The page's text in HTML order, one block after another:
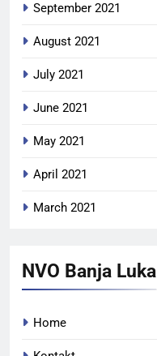
September 2021
August 2021
July 2021
June 2021
May 2021
April 2021
March 2021
NVO Banja Luka
Home